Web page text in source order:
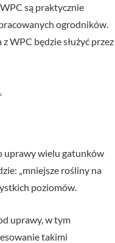
są praktycznie
ogrodników.
WPC będzie służyć przez
uprawy wielu gatunków
„mniejsze rośliny na
poziomów.
uprawy, w tym
takimi